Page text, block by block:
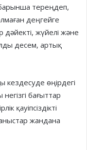
те­рең­­деп,
деңгейге
дәйекті, жүйелі және
десем, артық
өңірдегі
ба­ғыт­тар
қауіпсіздікті
жандана